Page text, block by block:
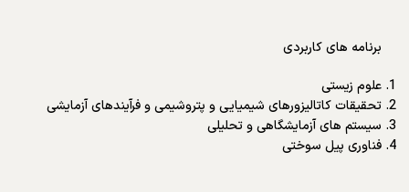
برنامه های کاربردی
علوم زیستی
تحقیقات کاتالیزورهای شیمیایی و پتروشیمی و فرآیندهای آزمایشی
سیستم های آزمایشگاهی و تحلیلی
فناوری پیل سوختی